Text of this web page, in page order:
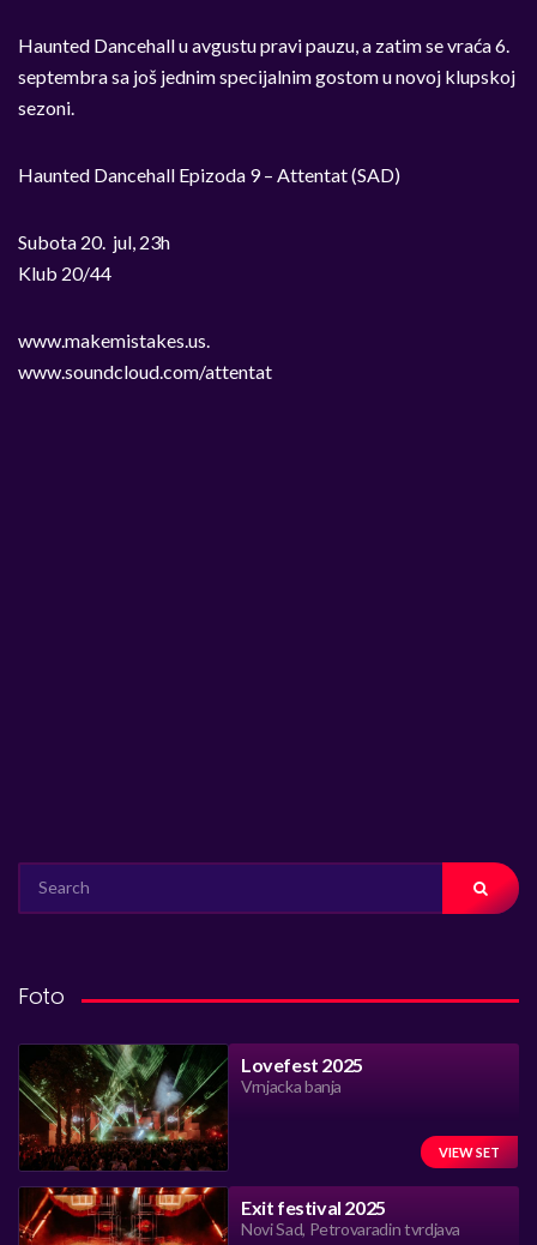
Haunted Dancehall u avgustu pravi pauzu, a zatim se vraća 6.
septembra sa još jednim specijalnim gostom u novoj klupskoj
sezoni.
Haunted Dancehall Epizoda 9 – Attentat (SAD)
Subota 20. jul, 23h
Klub 20/44
www.makemistakes.us.
www.soundcloud.com/attentat
FOR:
Foto
Lovefest 2025
Vrnjacka banja
VIEW SET
Exit festival 2025
Novi Sad, Petrovaradin tvrdjava